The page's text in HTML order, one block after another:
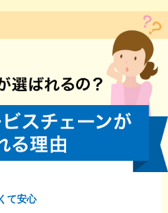
て安心